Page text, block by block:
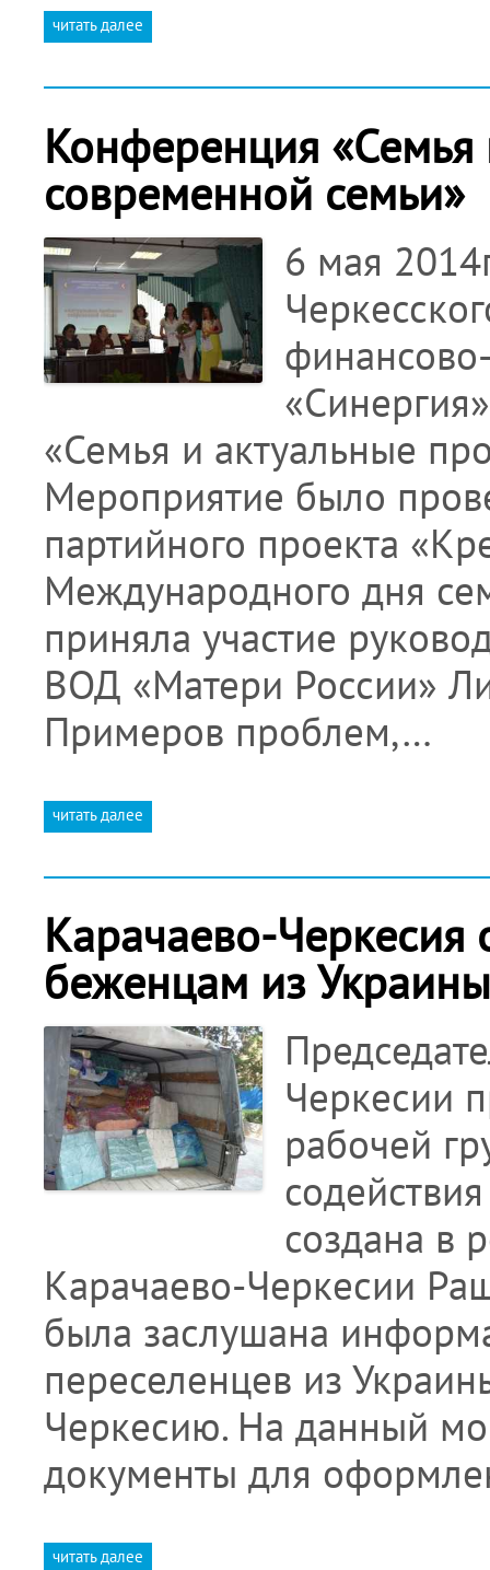
читать далее
Конференция
современной семьи»
6 мая
«Семья и актуальные
Мероприятие было
партийного проекта
Международного дня
приняла участие
ВОД «Матери России»
Примеров проблем,…
читать далее
Карачаево-Черкесия
беженцам из Украины
Черкесии
рабочей
создана в
Карачаево-Черкесии
была заслушана
переселенцев из
Черкесию. На данный
документы для
читать далее